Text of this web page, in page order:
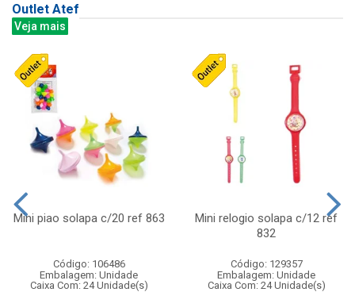
Outlet Atef
Veja mais
Mini piao solapa c/20 ref 863
Código: 106486
Embalagem: Unidade
Caixa Com: 24 Unidade(s)
Mini relogio solapa c/12 ref
832
Código: 129357
Embalagem: Unidade
Caixa Com: 24 Unidade(s)